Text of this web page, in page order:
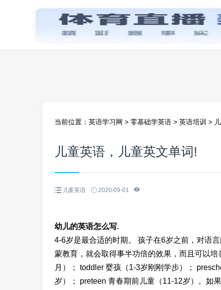
首页
当前位置： 英语学习网 > 零基础学英语 > 英语培训 >
儿童英语，儿童英文单词!
儿童英语 2020-09-01
幼儿的英语怎么写.
4-6岁是最合适的时期。 孩子在6岁之前，对语
蒙教育，就会取得事半功倍的效果，而且可以
月）； toddler 婴孩（1-3岁刚刚学步）；
岁）； preteen 青春期前儿童（11-12岁）。如